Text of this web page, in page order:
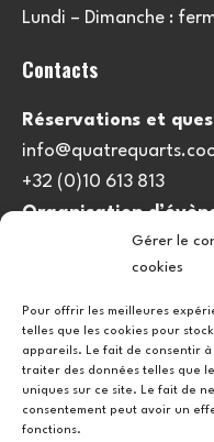
Gérer le
cookies
Pour offrir les meilleures
telles que les cookies pour
appareils. Le fait de consentir
traiter des données telles que
uniques sur ce site. Le fait de
consentement peut avoir un
fonctions.
Lundi – Dimanche :
Contacts
Réservations et
+32 (0)10 613 813
Organisation
Politique de cookies (UE)